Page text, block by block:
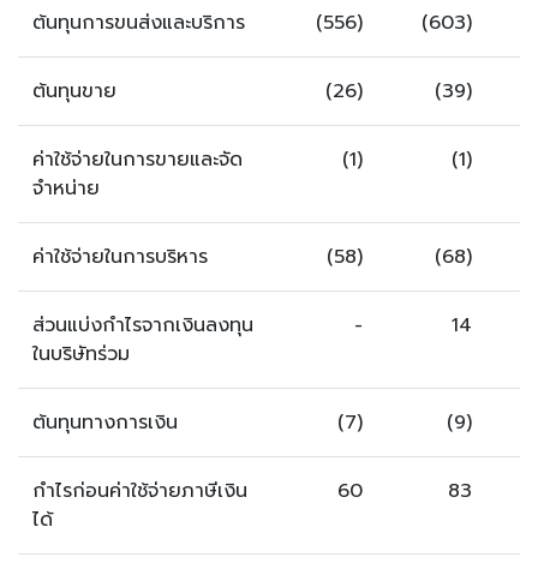
ต้นทุนการขนส่งและบริการ (556) (603)
ต้นทุนขาย (26) (39)
ค่าใช้จ่ายในการขายและจัด
จำหน่าย
(1) (1)
ค่าใช้จ่ายในการบริหาร (58) (68)
ส่วนแบ่งกำไรจากเงินลงทุน
ในบริษัทร่วม
- 14
ต้นทุนทางการเงิน (7) (9)
กำไรก่อนค่าใช้จ่ายภาษีเงิน
ได้
60 83